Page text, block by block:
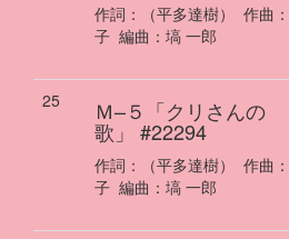
作詞： （平多達樹） 作曲：
子 編曲： 塙 一郎
25 Ｍ–５「クリさんの
歌」 #22294
作詞： （平多達樹） 作曲：
子 編曲： 塙 一郎